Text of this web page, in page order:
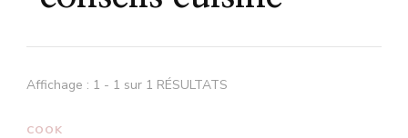
Affichage : 1 - 1 sur 1 RÉSULTATS
COOK